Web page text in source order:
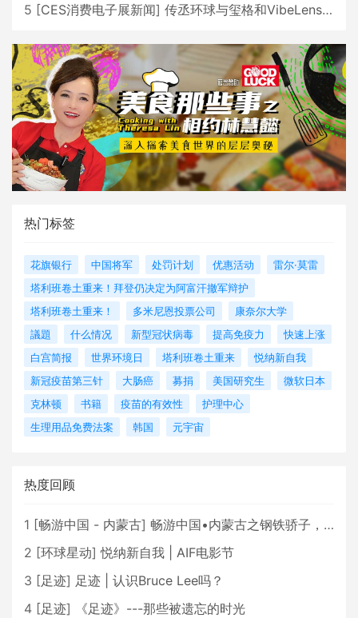
5 [CES消费电子展新闻] 传丞环球与玺格和VibeLens共同推出全新耳机
热门标签
花旗银行 中国将军 处罚计划 优惠活动
雷尔·莫雷
塔利班卷土重来！拜登仍决定为阿富汗撤军辩护
塔利班卷土重来！
多米尼恩投票公司
康奈尔大学
議題
什么情况 新型冠状病毒 提高免疫力
快速上涨
白宫简报
世界环境日 塔利班卷土重来
悦纳新自我
新冠疫苗第三针
大肠癌 募捐 美国研究生
微软日本
克林顿
书籍 疫苗的有效性
护理中心
生理用品免费法案
韩国 元宇宙
热度回顾
1 [畅游中国 - 内蒙古] 畅游中国•内蒙古之钢铁骄子，魅力包头
2 [环球星动] 悦纳新自我 | AIF电影节
3 [足迹] 足迹 | 认识Bruce Lee吗？
4 [足迹]
《足迹》---那些被遗忘的时光